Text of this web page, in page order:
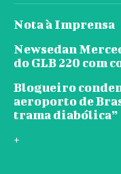
Nota à Imprensa
Newsedan
do GLB 220 com
Blogueiro
aeroporto de
trama diabólica”
+